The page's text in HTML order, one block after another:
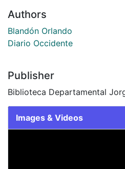
Authors
Blandón Orlando
Diario Occidente
Publisher
Biblioteca Departamental
Images & Videos